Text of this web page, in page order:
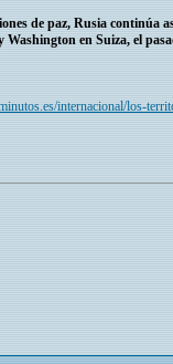
de paz, Rusia continúa
Washington en Suiza, el
internacional/los-